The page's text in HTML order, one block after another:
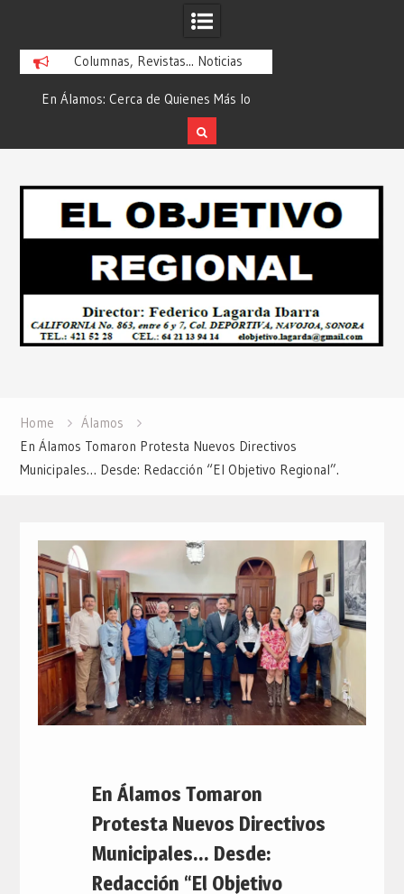
Columnas, Revistas... Noticias
En Álamos: Cerca de Quienes Más lo
Necesitan… Desde: Redacción “El
Objetivo Regional”.
ATTITUDE de
Home
Álamos
En Álamos Tomaron Protesta Nuevos Directivos
Municipales… Desde: Redacción “El Objetivo Regional”.
En Álamos Tomaron
Protesta Nuevos Directivos
Municipales… Desde:
Redacción “El Objetivo